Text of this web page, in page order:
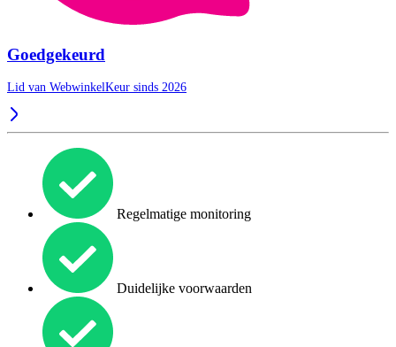
Goedgekeurd
Lid van WebwinkelKeur sinds 2026
Regelmatige monitoring
Duidelijke voorwaarden